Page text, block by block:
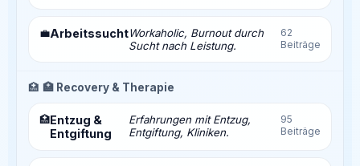
💼ArbeitssuchtWorkaholic, Burnout durch
Sucht nach Leistung.
62
Beiträge
🏥 🏥 Recovery & Therapie
🏥Entzug &
Entgiftung
Erfahrungen mit Entzug,
Entgiftung, Kliniken.
95
Beiträge